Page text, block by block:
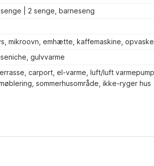
| 2 senge, barneseng
mikroovn, emhætte, kaffemaskine,
gulvvarme
carport, el-varme, luft/luft
sommerhusområde, ikke-ryger hus